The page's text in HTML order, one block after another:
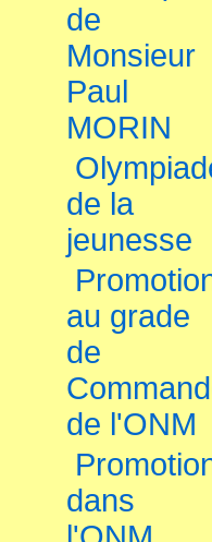
de
Monsieur
Paul
MORIN
de la
jeunesse
au grade
de
de l'ONM
dans